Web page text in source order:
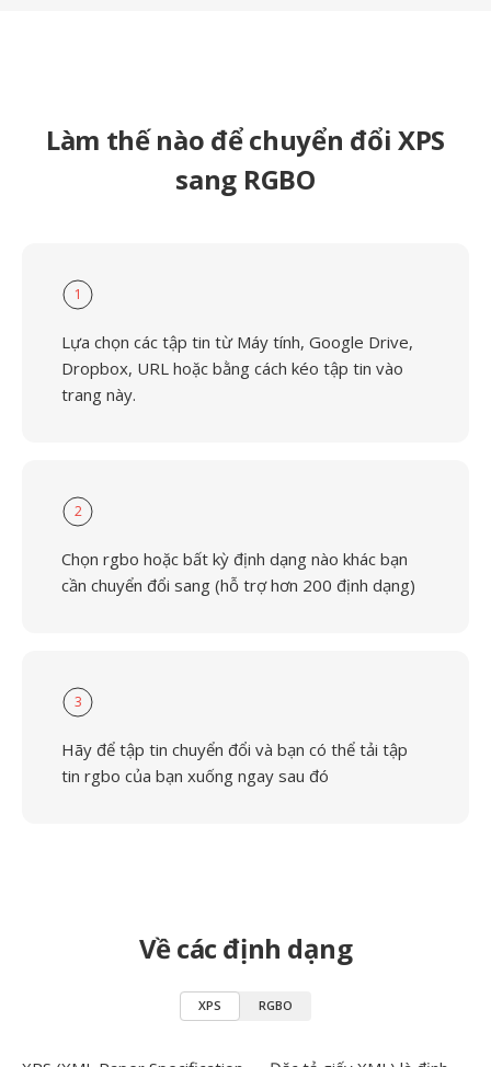
Làm thế nào để chuyển đổi XPS
sang RGBO
1
Lựa chọn các tập tin từ Máy tính, Google Drive,
Dropbox, URL hoặc bằng cách kéo tập tin vào
trang này.
2
Chọn rgbo hoặc bất kỳ định dạng nào khác bạn
cần chuyển đổi sang (hỗ trợ hơn 200 định dạng)
3
Hãy để tập tin chuyển đổi và bạn có thể tải tập
tin rgbo của bạn xuống ngay sau đó
Về các định dạng
XPS RGBO